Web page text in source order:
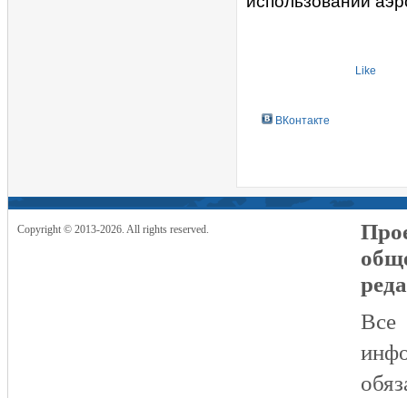
Like
ВКонтакте
Copyright © 2013-2026. All rights reserved.